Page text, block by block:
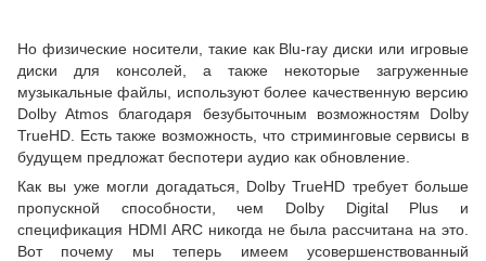
Но физические носители, такие как Blu-ray диски или игровые
диски для консолей, а также некоторые загруженные
музыкальные файлы, используют более качественную версию
Dolby Atmos благодаря безубыточным возможностям Dolby
TrueHD. Есть также возможность, что стриминговые сервисы в
будущем предложат беспотери аудио как обновление.
Как вы уже могли догадаться, Dolby TrueHD требует больше
пропускной способности, чем Dolby Digital Plus и
спецификация HDMI ARC никогда не была рассчитана на это.
Вот почему мы теперь имеем усовершенствованный